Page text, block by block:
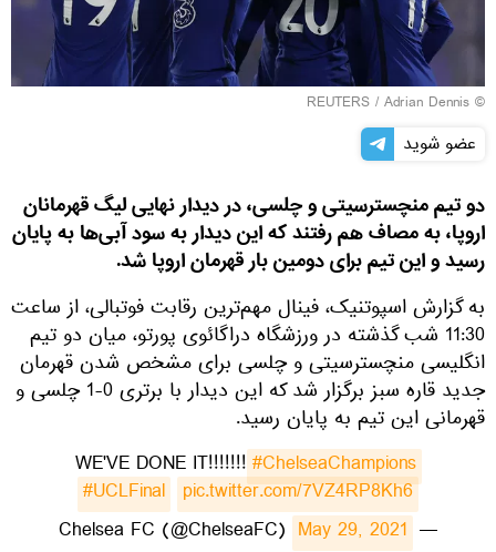
©
REUTERS / Adrian Dennis
عضو شوید
دو تیم منچسترسیتی و چلسی، در دیدار نهایی لیگ قهرمانان
اروپا، به مصاف هم رفتند که این دیدار به سود آبی‌ها به پایان
رسید و این تیم برای دومین بار قهرمان اروپا شد.
به گزارش اسپوتنیک، فینال مهم‌ترین رقابت فوتبالی، از ساعت
11:30 شب گذشته در ورزشگاه دراگائوی پورتو، میان دو تیم
انگلیسی منچسترسیتی و چلسی برای مشخص شدن قهرمان
جدید قاره سبز برگزار شد که این دیدار با برتری 0-1 چلسی و
قهرمانی این تیم به پایان رسید.
WE'VE DONE IT!!!!!!!#ChelseaChampions
#UCLFinal pic.twitter.com/7VZ4RP8Kh6
— Chelsea FC (@ChelseaFC)
May 29, 2021